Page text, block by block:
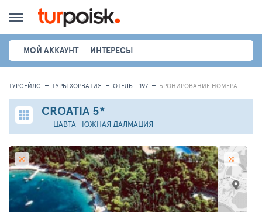
МОЙ АККАУНТ ИНТЕРЕСЫ
ТУРСЕЙЛС ТУРЫ ХОРВАТИЯ ОТЕЛЬ - 197 БРОНИРОВАНИЕ НОМЕРА
CROATIA 5*
ЦАВТА ЮЖНАЯ ДАЛМАЦИЯ